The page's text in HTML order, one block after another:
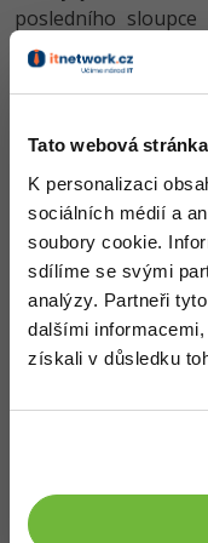
Tato webová
K personalizaci
sociálních médií a
soubory cookie.
sdílíme se svými
analýzy. Partneři
dalšími
získali v důsledku
posledního
Pak už stačí
tabulky. Jen je ještě
CSS kód
/*Nastavení
border-collapse
border-spacing
}
/*Vypnutí pravých
/*Nastavení